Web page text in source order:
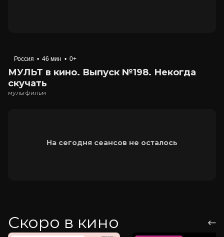
Россия • 46 мин • 0+
МУЛЬТ в кино. Выпуск №198. Некогда
скучать
мультфильм
На сегодня сеансов не осталось
Скоро в кино